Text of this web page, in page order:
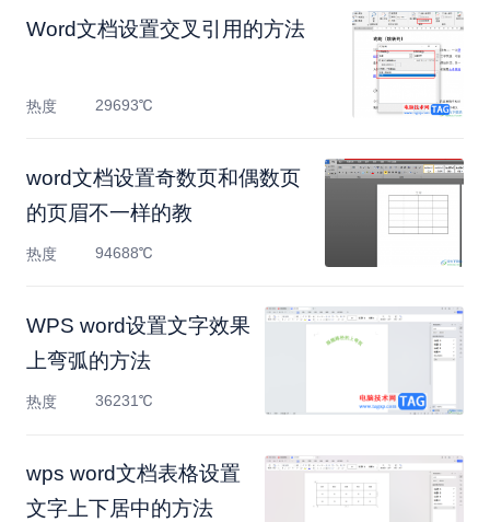
Word文档设置交叉引用的方法
热度 29693℃
​word文档设置奇数页和偶数页
的页眉不一样的教
热度 94688℃
WPS word设置文字效果
上弯弧的方法
热度 36231℃
wps word文档表格设置
文字上下居中的方法